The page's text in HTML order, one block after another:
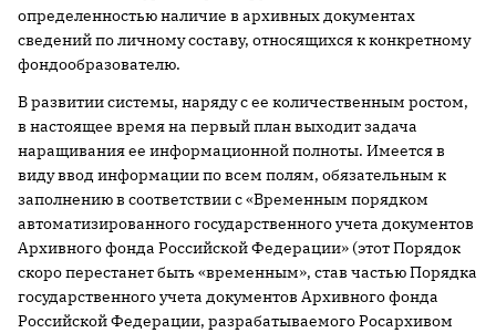
определенностью наличие в архивных документах
сведений по личному составу, относящихся к конкретному
фондообразователю.
В развитии системы, наряду с ее количественным ростом,
в настоящее время на первый план выходит задача
наращивания ее информационной полноты. Имеется в
виду ввод информации по всем полям, обязательным к
заполнению в соответствии с «Временным порядком
автоматизированного государственного учета документов
Архивного фонда Российской Федерации» (этот Порядок
скоро перестанет быть «временным», став частью Порядка
государственного учета документов Архивного фонда
Российской Федерации, разрабатываемого Росархивом